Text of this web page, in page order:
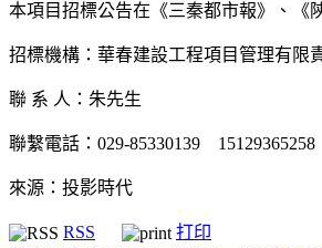
本項目招標公告在《三秦都市報》、《
招標機構：華春建設工程項目管理有限
聯 系 人：朱先生
聯繫電話：029-85330139 15129365258
來源：投影時代
RSS
打印